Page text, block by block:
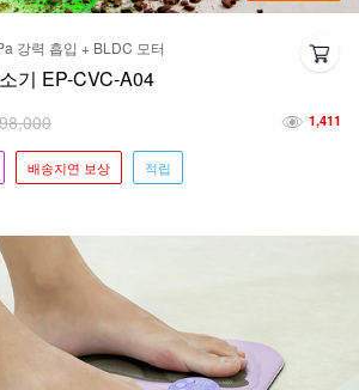
강력 흡입 + BLDC 모터
기 EP-CVC-A04
1,411
배송지연 보상 적립